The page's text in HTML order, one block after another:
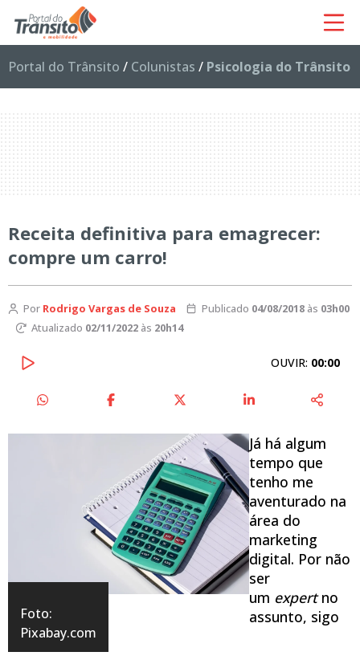
Portal do Trânsito / Colunistas / Psicologia do Trânsito
Receita definitiva para emagrecer:
compre um carro!
Por Rodrigo Vargas de Souza Publicado 04/08/2018às 03h00
Atualizado 02/11/2022às 20h14
OUVIR: 00:00
Foto:
Pixabay.com
Já há algum
tempo que
tenho me
aventurado na
área do
marketing
digital. Por não
ser
um expertno
assunto, sigo